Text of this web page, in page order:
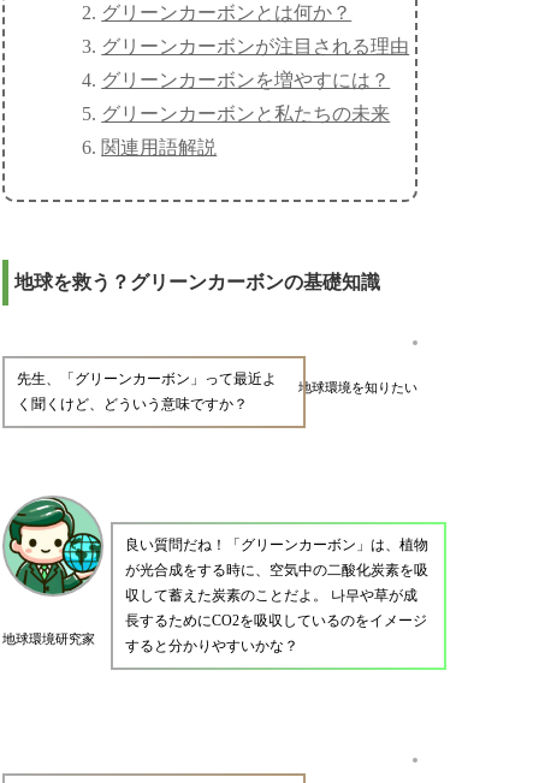
グリーンカーボンとは何か？
グリーンカーボンが注目される理由
グリーンカーボンを増やすには？
グリーンカーボンと私たちの未来
関連用語解説
地球を救う？グリーンカーボンの基礎知識
地球環境を知りたい
先生、「グリーンカーボン」って最近よ
く聞くけど、どういう意味ですか？
地球環境研究家
良い質問だね！「グリーンカーボン」は、植物
が光合成をする時に、空気中の二酸化炭素を吸
収して蓄えた炭素のことだよ。 나무や草が成
長するためにCO2を吸収しているのをイメージ
すると分かりやすいかな？